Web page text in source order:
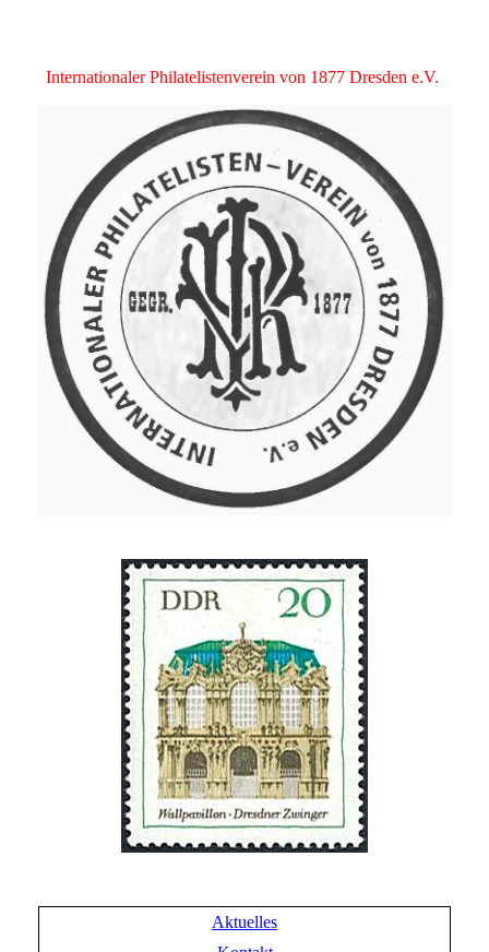
Internationaler Philatelistenverein von 1877 Dresden e.V.
Aktuelles